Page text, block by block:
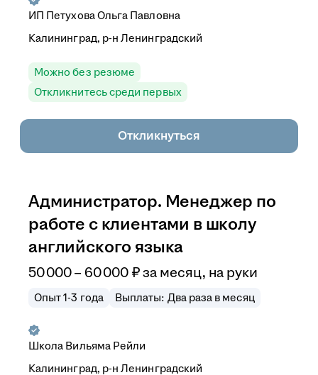
ИП Петухова Ольга Павловна
Калининград, р-н Ленинградский
Можно без резюме
Откликнитесь среди первых
Откликнуться
Администратор. Менеджер по
работе с клиентами в школу
английского языка
50 000–60 000 ₽ за месяц, на руки
Опыт 1-3 года Выплаты: Два раза в месяц
Школа Вильяма Рейли
Калининград, р-н Ленинградский